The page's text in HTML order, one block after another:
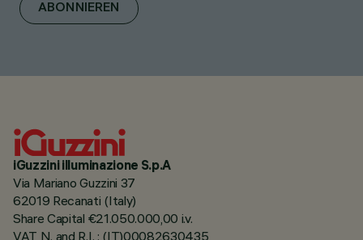
ABONNIEREN
iGuzzini illuminazione S.p.A
Via Mariano Guzzini 37
62019 Recanati (Italy)
Share Capital €21.050.000,00 i.v.
VAT N. and R.I. : (IT)00082630435